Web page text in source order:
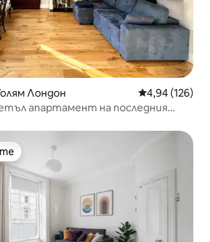
Лондон Средна
4,94 (126)
апартамент на последния